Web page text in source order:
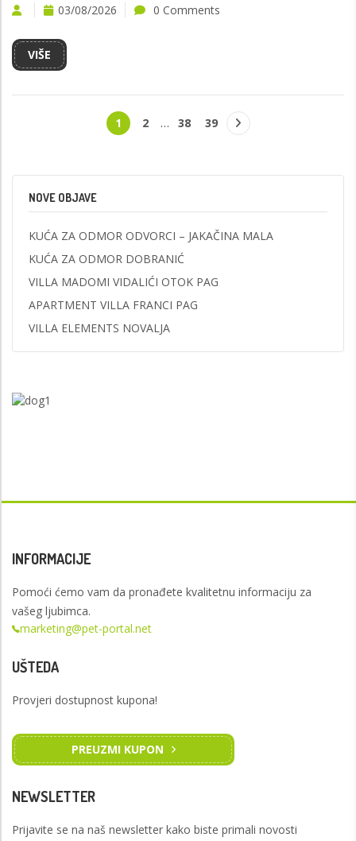
03/08/2026 0 Comments
VIŠE
1 2 … 38 39
NOVE OBJAVE
KUĆA ZA ODMOR ODVORCI – JAKAČINA MALA
KUĆA ZA ODMOR DOBRANIĆ
VILLA MADOMI VIDALIĆI OTOK PAG
APARTMENT VILLA FRANCI PAG
VILLA ELEMENTS NOVALJA
INFORMACIJE
Pomoći ćemo vam da pronađete kvalitetnu informaciju za
vašeg ljubimca.
marketing@pet-portal.net
UŠTEDA
Provjeri dostupnost kupona!
PREUZMI KUPON
NEWSLETTER
Prijavite se na naš newsletter kako biste primali novosti